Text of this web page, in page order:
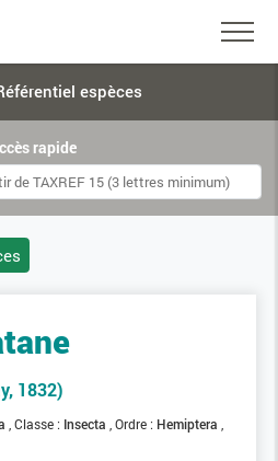
espèces
rapide
1832)
Classe : Insecta Ordre : Hemiptera